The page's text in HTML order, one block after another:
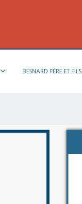
BESNARD PÈRE ET FILS